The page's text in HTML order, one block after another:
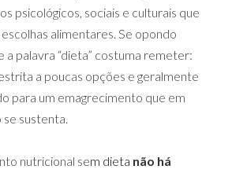
psicológicos, sociais e culturais que
alimentares. Se opondo
a palavra “dieta” costuma remeter:
a poucas opções e geralmente
para um emagrecimento que em
sustenta.
nutricional sem dieta não há